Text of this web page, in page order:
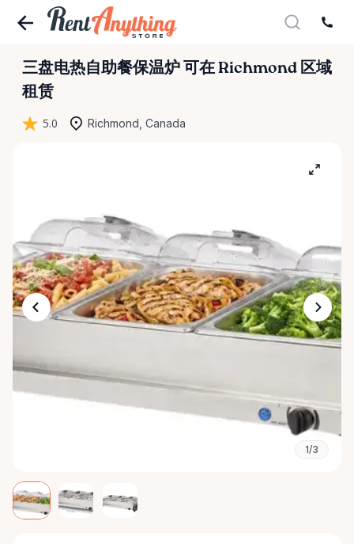
三盘电热自助餐保温炉 可在 Richmond 区域
租赁
5.0 Richmond, Canada
1/3